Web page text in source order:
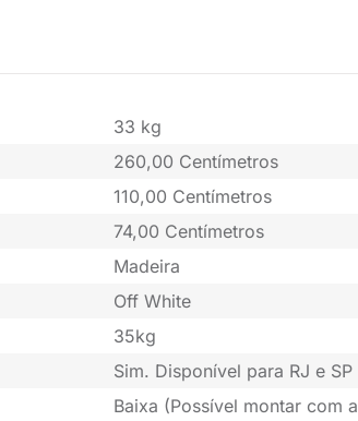
33 kg
260,00 Centímetros
110,00 Centímetros
74,00 Centímetros
Madeira
Off White
35kg
Sim. Disponível para RJ e
Baixa (Possível montar com